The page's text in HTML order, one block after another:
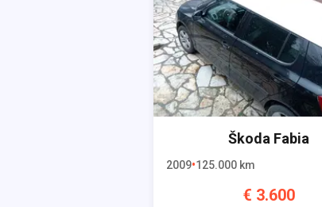
Škoda Fabia
2009 125.000 km
€ 3.600